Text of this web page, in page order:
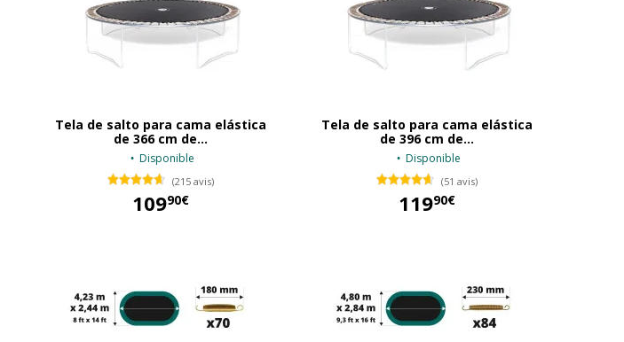
Tela de salto para cama elástica
de 366 cm de...
Disponible
(215 avis)
10990€
Tela de salto para cama elástica
de 396 cm de...
Disponible
(51 avis)
11990€